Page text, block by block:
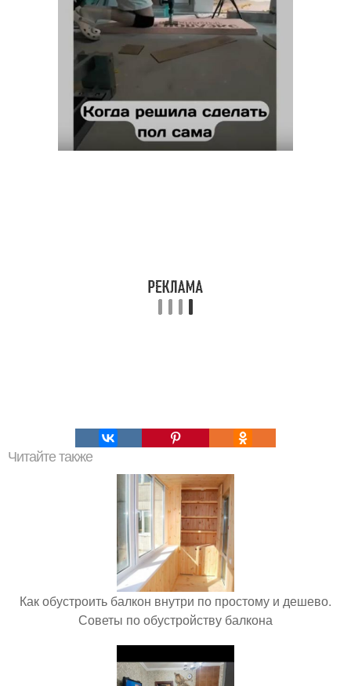
Читайте также
Как обустроить балкон внутри по простому и дешево.
Советы по обустройству балкона